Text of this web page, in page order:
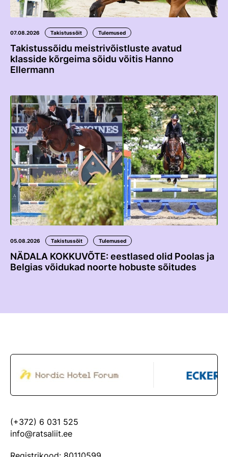
Edetabelid
Koolitused
Välisvõistlustel Osaleja Meelespea
Välisvõistlustel Osaleja Meelespea
07.08.2026 Takistussõit Tulemused
Takistussõidu meistrivõistluste avatud
klasside kõrgeima sõidu võitis Hanno
Ellermann
05.08.2026 Takistussõit Tulemused
NÄDALA KOKKUVÕTE: eestlased olid Poolas ja
Belgias võidukad noorte hobuste sõitudes
(+372) 6 031 525
info@ratsaliit.ee